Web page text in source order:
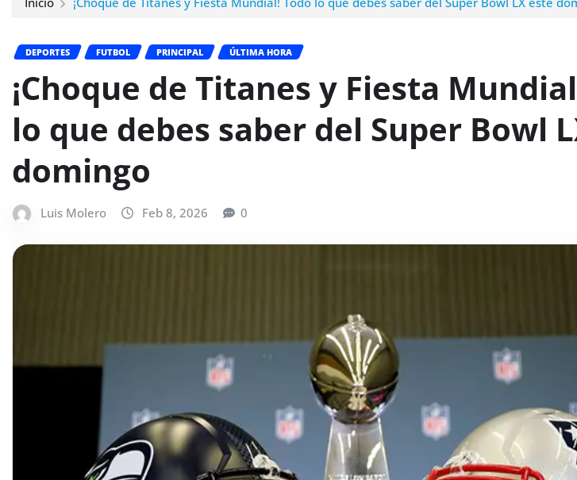
DEPORTES FUTBOL PRINCIPAL ÚLTIMA HORA
¡Choque de Titanes y Fiesta
lo que debes saber del Super Bowl
domingo
Luis Molero Feb 8, 2026 0